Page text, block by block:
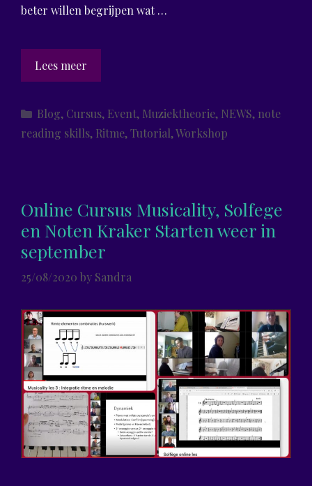
beter willen begrijpen wat …
Lees meer
nieuwe
cursussen
Categories
Blog, Cursus, Event, Muziektheorie, NEWS, note
reading skills, Ritme, Tutorial,Workshop
Online Cursus Musicality, Solfege
en Noten Kraker Starten weer in
september
25/08/2020 by Sandra